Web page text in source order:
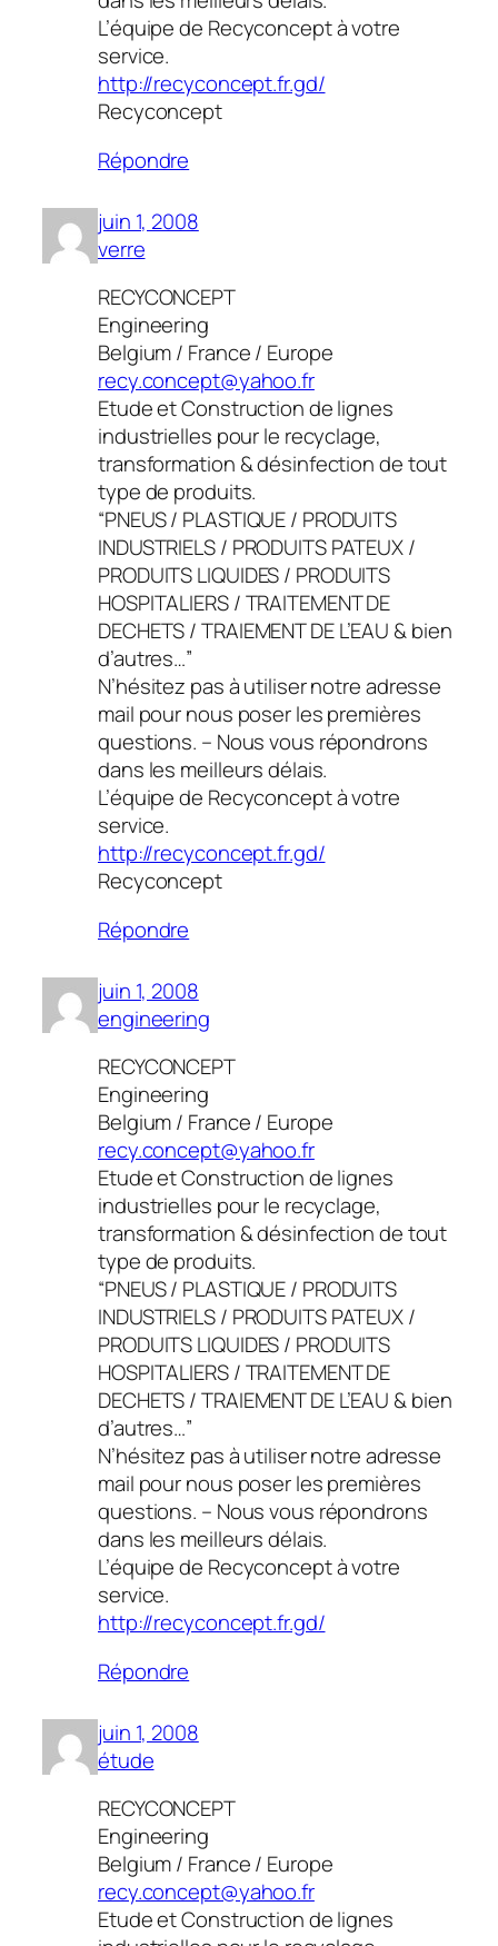
L’équipe de Recyconcept à votre
service.
http://recyconcept.fr.gd/
Recyconcept
Répondre
juin 1, 2008
verre
RECYCONCEPT
Engineering
Belgium / France / Europe
recy.concept@yahoo.fr
Etude et Construction de lignes
industrielles pour le recyclage,
transformation & désinfection de tout
type de produits.
“PNEUS / PLASTIQUE / PRODUITS
INDUSTRIELS / PRODUITS PATEUX /
PRODUITS LIQUIDES / PRODUITS
HOSPITALIERS / TRAITEMENT DE
DECHETS / TRAIEMENT DE L’EAU & bien
d’autres…”
N’hésitez pas à utiliser notre adresse
mail pour nous poser les premières
questions. – Nous vous répondrons
dans les meilleurs délais.
L’équipe de Recyconcept à votre
service.
http://recyconcept.fr.gd/
Recyconcept
Répondre
juin 1, 2008
engineering
RECYCONCEPT
Engineering
Belgium / France / Europe
recy.concept@yahoo.fr
Etude et Construction de lignes
industrielles pour le recyclage,
transformation & désinfection de tout
type de produits.
“PNEUS / PLASTIQUE / PRODUITS
INDUSTRIELS / PRODUITS PATEUX /
PRODUITS LIQUIDES / PRODUITS
HOSPITALIERS / TRAITEMENT DE
DECHETS / TRAIEMENT DE L’EAU & bien
d’autres…”
N’hésitez pas à utiliser notre adresse
mail pour nous poser les premières
questions. – Nous vous répondrons
dans les meilleurs délais.
L’équipe de Recyconcept à votre
service.
http://recyconcept.fr.gd/
Répondre
juin 1, 2008
étude
RECYCONCEPT
Engineering
Belgium / France / Europe
recy.concept@yahoo.fr
Etude et Construction de lignes